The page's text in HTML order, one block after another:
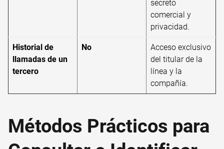
secreto
comercial y
privacidad.
Historial de
llamadas de un
tercero
No
Acceso exclusivo
del titular de la
línea y la
compañía.
Métodos Prácticos para